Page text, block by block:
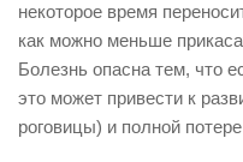
некоторое время
как можно меньше
Болезнь опасна тем, что
это может привести к
роговицы) и полной